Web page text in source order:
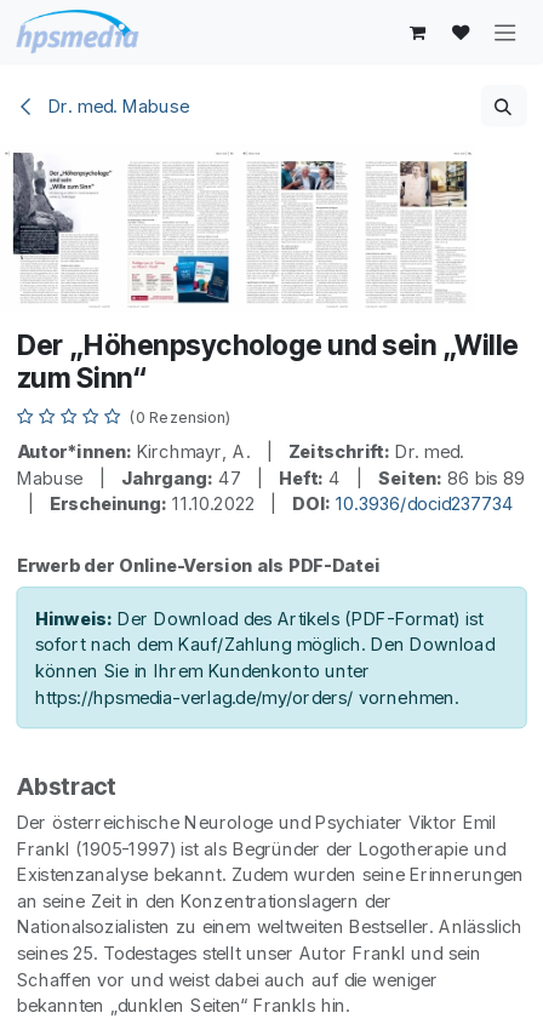
Zum Inhalt springen
Dr. med. Mabuse
Der „Höhenpsychologe und sein „Wille
zum Sinn“
(0 Rezension)
Autor*innen: Kirchmayr, A. | Zeitschrift: Dr. med.
Mabuse | Jahrgang: 47 | Heft: 4 |Seiten: 86 bis 89
Erscheinung: 11.10.2022 | DOI: 10.3936/docid237734
Erwerb der Online-Version als PDF-Datei
Hinweis: Der Download des Artikels (PDF-Format) ist
sofort nach dem Kauf/Zahlung möglich. Den Download
können Sie in Ihrem Kundenkonto unter
https://hpsmedia-verlag.de/my/orders/ vornehmen.
Abstract
Der österreichische Neurologe und Psychiater Viktor Emil
Frankl (1905-1997) ist als Begründer der Logotherapie und
Existenzanalyse bekannt. Zudem wurden seine Erinnerungen
an seine Zeit in den Konzentrationslagern der
Nationalsozialisten zu einem weltweiten Bestseller. Anlässlich
seines 25. Todestages stellt unser Autor Frankl und sein
Schaffen vor und weist dabei auch auf die weniger
bekannten „dunklen Seiten“ Frankls hin.